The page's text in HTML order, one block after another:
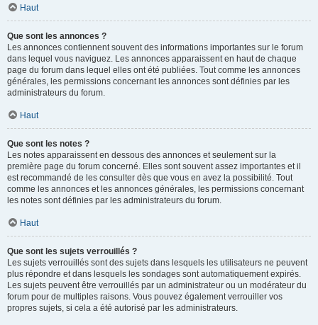
Haut
Que sont les annonces ?
Les annonces contiennent souvent des informations importantes sur le forum
dans lequel vous naviguez. Les annonces apparaissent en haut de chaque
page du forum dans lequel elles ont été publiées. Tout comme les annonces
générales, les permissions concernant les annonces sont définies par les
administrateurs du forum.
Haut
Que sont les notes ?
Les notes apparaissent en dessous des annonces et seulement sur la
première page du forum concerné. Elles sont souvent assez importantes et il
est recommandé de les consulter dès que vous en avez la possibilité. Tout
comme les annonces et les annonces générales, les permissions concernant
les notes sont définies par les administrateurs du forum.
Haut
Que sont les sujets verrouillés ?
Les sujets verrouillés sont des sujets dans lesquels les utilisateurs ne peuvent
plus répondre et dans lesquels les sondages sont automatiquement expirés.
Les sujets peuvent être verrouillés par un administrateur ou un modérateur du
forum pour de multiples raisons. Vous pouvez également verrouiller vos
propres sujets, si cela a été autorisé par les administrateurs.